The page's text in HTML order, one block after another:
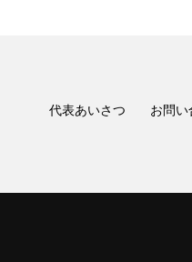
代表あいさつ お問